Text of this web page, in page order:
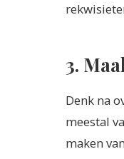
3.
Denk na
meestal
maken